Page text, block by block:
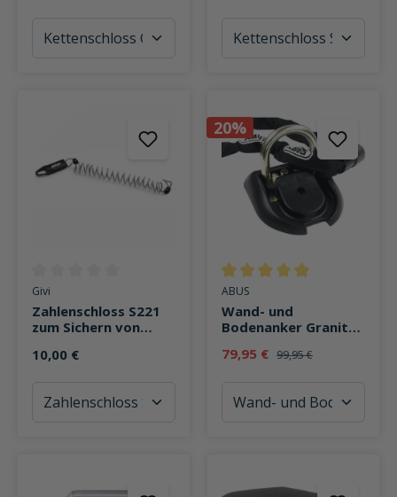
Durchschnittliche Bewertung von 0 von 5 Sternen
Givi
Zahlenschloss S221
zum Sichern von
10,00 €
20%
Durchschnittliche Bewertung
ABUS
Wand- und
Bodenanker Granit™
79,95 € 99,95 €